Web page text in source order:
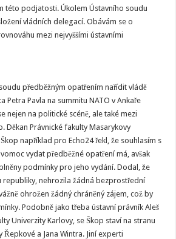
této podjatosti. Úkolem Ústavního soudu
vládních delegací. Obávám se o
mezi nejvyššími ústavními
předběžným opatřením nařídit vládě
Petra Pavla na summitu NATO v Ankaře
nejen na politické scéně, ale také mezi
Děkan Právnické fakulty Masarykovy
například pro Echo24 řekl, že souhlasím s
vydat předběžné opatření má, avšak
podmínky pro jeho vydání. Dodal, že
republiky, nehrozila žádná bezprostřední
ohrožen žádný chráněný zájem, což by
Podobně jako třeba ústavní právník Aleš
Univerzity Karlovy, se Škop staví na stranu
a Jana Wintra. Jiní experti